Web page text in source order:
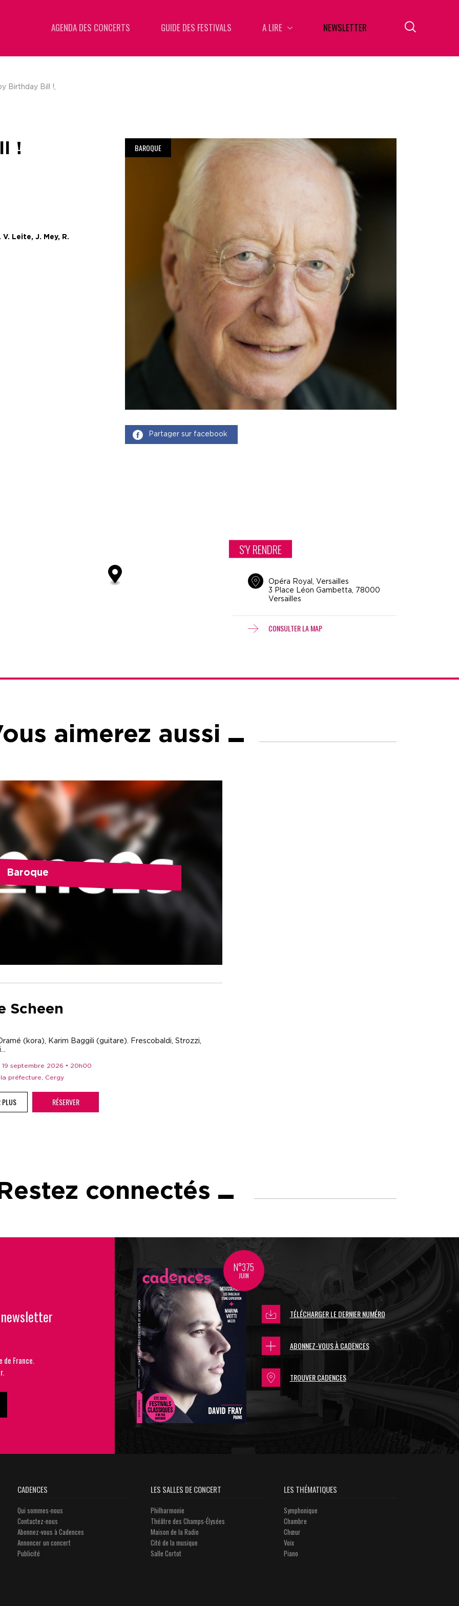
AGENDA DES CONCERTS GUIDE DES FESTIVALS A LIRE NEWSLETTER
Birthday Bill !,
!
Leite, J. Mey, R.
BAROQUE
Partager sur facebook
S'Y RENDRE
Opéra Royal, Versailles
3 Place Léon Gambetta, 78000
Versailles
CONSULTER LA MAP
aimerez aussi
Baroque
Scheen
(kora), Karim Baggili (guitare). Frescobaldi, Strozzi,
19 septembre 2026 • 20h00
la préfecture, Cergy
PLUS RÉSERVER
connectés
de France.
N°375
JUIN
TÉLÉCHARGER LE DERNIER NUMÉRO
ABONNEZ-VOUS À CADENCES
TROUVER CADENCES
CADENCES
Qui sommes-nous
Contactez-nous
Abonnez-vous à Cadences
Annoncer un concert
Publicité
LES SALLES DE CONCERT
Philharmonie
Théâtre des Champs-Élysées
Maison de la Radio
Cité de la musique
Salle Cortot
LES THÉMATIQUES
Symphonique
Chambre
Chœur
Voix
Piano